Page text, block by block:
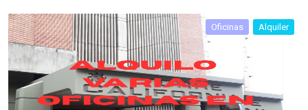
Oficinas Alquiler